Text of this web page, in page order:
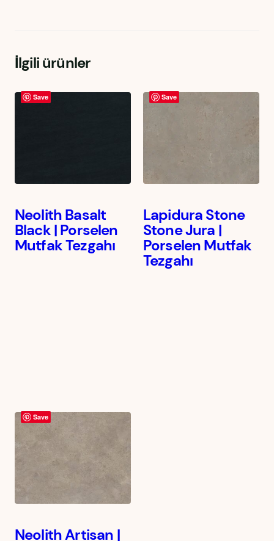
İlgili ürünler
Save
Neolith Basalt
Black | Porselen
Mutfak Tezgahı
Save
Lapidura Stone
Stone Jura |
Porselen Mutfak
Tezgahı
Save
Neolith Artisan |